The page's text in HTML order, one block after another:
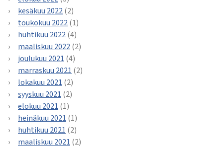
kesäkuu 2022(2)
toukokuu 2022(1)
huhtikuu 2022(4)
maaliskuu 2022(2)
joulukuu 2021 (4)
marraskuu 2021 (2)
lokakuu 2021 (2)
syyskuu 2021 (2)
elokuu 2021 (1)
heinäkuu 2021 (1)
huhtikuu 2021 (2)
maaliskuu 2021 (2)